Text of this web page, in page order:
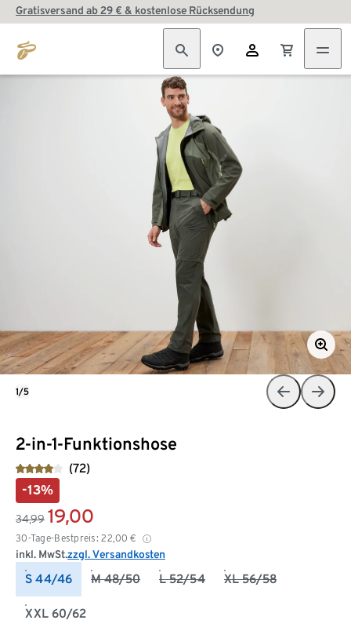
Gratisversand ab 29 € & kostenlose Rücksendung
2-in-1-Funktionshose
(72)
-13%
34,99 19,00
30-Tage-Bestpreis: 22,00 €
inkl. MwSt.zzgl. Versandkosten
S 44/46 M 48/50 L 52/54 XL 56/58
XXL 60/62
1/5